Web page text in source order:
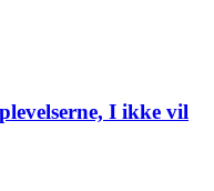
I ikke vil